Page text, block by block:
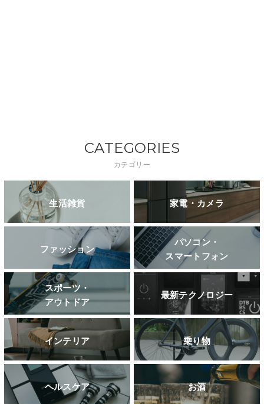
CATEGORIES
カテゴリー
生活雑貨 家電・カメラ
ファッション
パソコン・
スマートフォン
スポーツ・
アウトドア
最新テクノロジー
インテリア 乗り物
ヘルスケア お酒